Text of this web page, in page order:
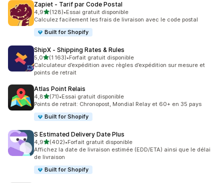
Zapiet ‑ Tarif par Code Postal
4,9étoile(s) sur 5
(128)
128 avis au total
•Essai gratuit disponible
Calculez facilement les frais de livraison avec le code postal
Built for Shopify
ShipX ‑ Shipping Rates & Rules
5,0étoile(s) sur 5
(1 163)
1163 avis au total
•Forfait gratuit disponible
Calculateur d’expédition avec règles d’expédition sur mesure et
points de retrait
Atlas Point Relais
4,8étoile(s) sur 5
(71)
71 avis au total
•Essai gratuit disponible
Points de retrait: Chronopost, Mondial Relay et 60+ en 35 pays
Built for Shopify
S Estimated Delivery Date Plus
4,9étoile(s) sur 5
(402)
402 avis au total
•Forfait gratuit disponible
Affichez la date de livraison estimée (EDD/ETA) ainsi que le délai
de livraison
Built for Shopify